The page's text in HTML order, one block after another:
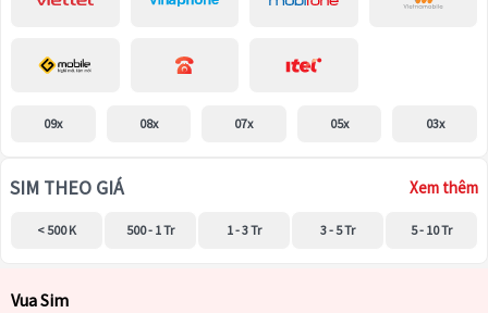
09x 08x 07x 05x 03x
SIM THEO GIÁ Xem thêm
< 500 K 500 - 1 Tr 1 - 3 Tr 3 - 5 Tr 5 - 10 Tr
Vua Sim